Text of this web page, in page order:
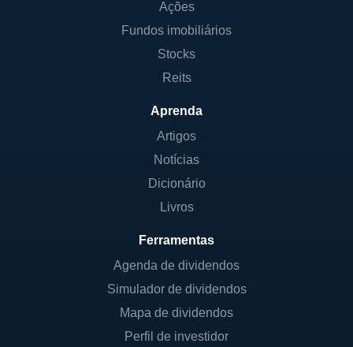
Ações
Fundos imobiliários
Stocks
Reits
Aprenda
Artigos
Notícias
Dicionário
Livros
Ferramentas
Agenda de dividendos
Simulador de dividendos
Mapa de dividendos
Perfil de investidor